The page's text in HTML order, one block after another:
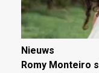
Nieuws
Romy Monteiro